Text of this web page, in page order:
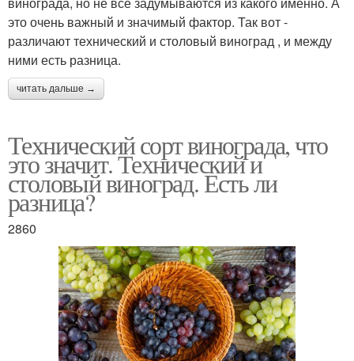
это очень важный и значимый фактор. Так вот -
различают технический и столовый виноград , и между
ними есть разница.
читать дальше →
Технический сорт винограда, что
это значит. Технический и
столовый виноград. Есть ли
разница?
2860